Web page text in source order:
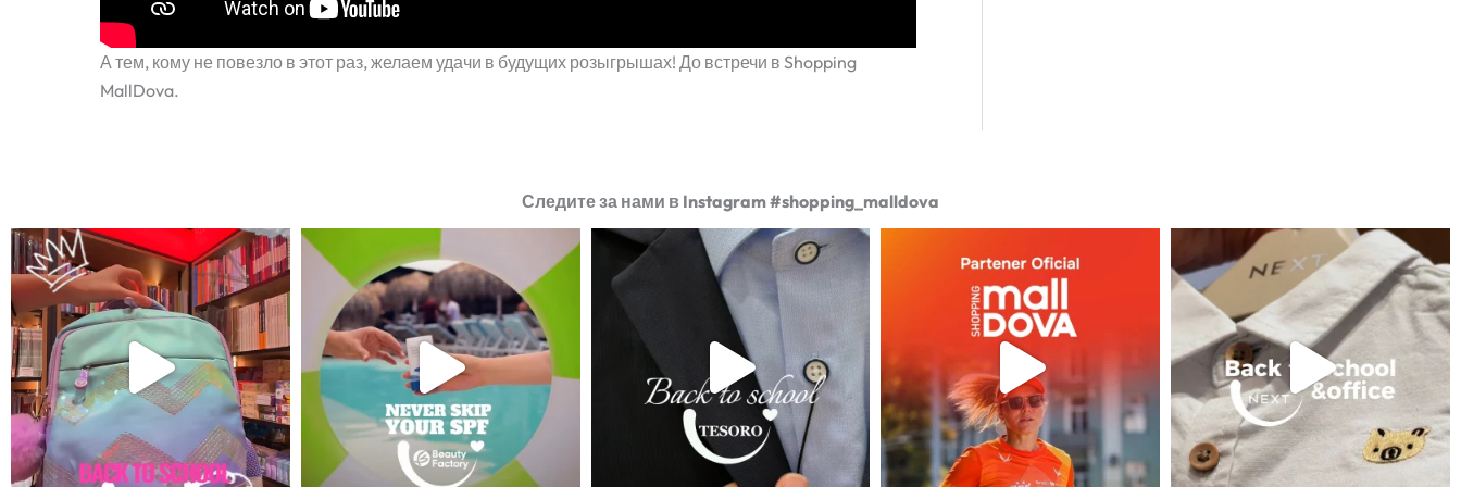
А тем, кому не повезло в этот раз, желаем удачи в будущих розыгрышах! До встречи в Shopping
MallDova.
Следите за нами в Instagram #shopping_malldova